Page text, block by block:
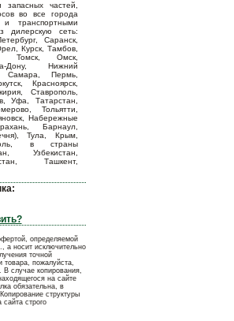
запасных частей,
во все города
транспортными
дилерскую сеть:
Саранск,
Курск, Тамбов,
Томск, Омск,
Дону, Нижний
Самара, Пермь,
Красноярск,
Ставрополь,
Уфа, Татарстан,
Тольятти,
Набережные
Барнаул,
Тула, Крым,
в страны
Узбекистан,
Ташкент,
определяемой
а носит исключительно
точной
товара, пожалуйста,
случае копирования,
на сайте
обязательна, в
структуры
строго